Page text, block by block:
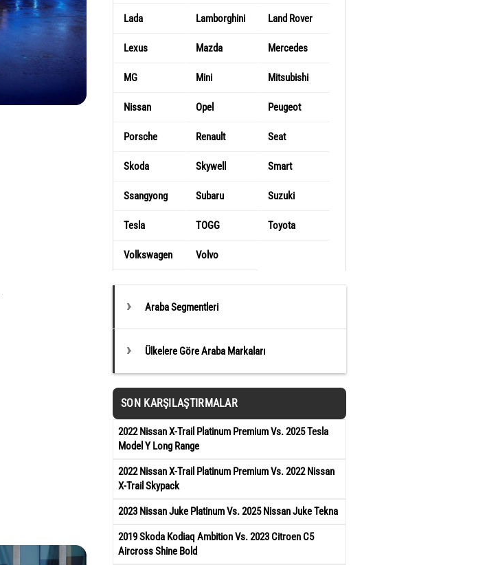
Lada Lamborghini Land Rover
Lexus Mazda Mercedes
MG Mini Mitsubishi
Nissan Opel Peugeot
Porsche Renault Seat
Skoda Skywell Smart
Ssangyong Subaru Suzuki
Tesla TOGG Toyota
Volkswagen Volvo
Araba Segmentleri
Ülkelere Göre Araba Markaları
SON KARŞILAŞTIRMALAR
2022 Nissan X-Trail Platinum Premium Vs. 2025 Tesla
Model Y Long Range
2022 Nissan X-Trail Platinum Premium Vs. 2022 Nissan
X-Trail Skypack
2023 Nissan Juke Platinum Vs. 2025 Nissan Juke Tekna
2019 Skoda Kodiaq Ambition Vs. 2023 Citroen C5
Aircross Shine Bold